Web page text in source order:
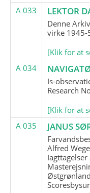
A 033
LEKTOR
Denne
virke 1945-
[Klik for at
A 034
Is-
Research
[Klik for at
A 035
JANUS
Alfred